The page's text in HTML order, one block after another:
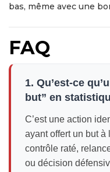
bas, même avec une
FAQ
1. Qu’est-ce
but” en
C’est une action
ayant offert un but à
contrôle raté,
ou décision